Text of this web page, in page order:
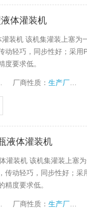
体灌装机
装机 该机集灌装上塞
动轻巧，同步性好；采
度要求低。
厂商性质：生产厂家
液体灌装机
灌装机 该机集灌装上塞
传动轻巧，同步性好；采
精度要求低。
厂商性质：生产厂家